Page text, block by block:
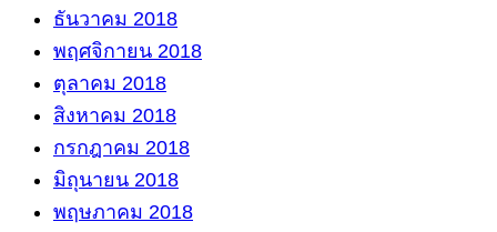
ธันวาคม 2018
พฤศจิกายน 2018
ตุลาคม 2018
สิงหาคม 2018
กรกฎาคม 2018
มิถุนายน 2018
พฤษภาคม 2018